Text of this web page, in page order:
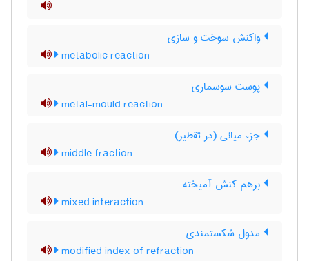
واکنش سوخت و سازی
metabolic reaction
پوست سوسماری
metal-mould reaction
جزء میانی (در تقطیر)
middle fraction
برهم کنش آمیخته
mixed interaction
مدول شکستمندی
modified index of refraction